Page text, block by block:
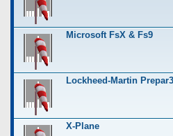
Microsoft FsX & Fs9
Lockheed-Martin
X-Plane